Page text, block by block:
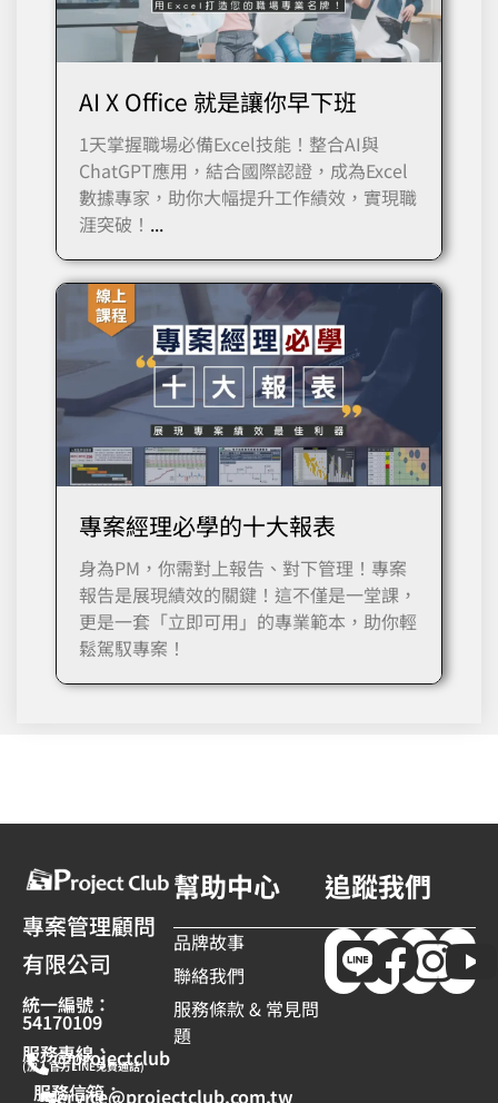
AI X Office 就是讓你早下班
1天掌握職場必備Excel技能！整合AI與
ChatGPT應用，結合國際認證，成為Excel
數據專家，助你大幅提升工作績效，實現職
涯突破！ ...
專案經理必學的十大報表
身為PM，你需對上報告、對下管理！專案
報告是展現績效的關鍵！這不僅是一堂課，
更是一套「立即可用」的專業範本，助你輕
鬆駕馭專案！
專案管理顧問
有限公司
統一編號：
54170109
服務專線：
@projectclub
(加入官方LINE免費通話)
服務信箱：
service@projectclub.com.tw
幫助中心
品牌故事
聯絡我們
服務條款 & 常見問
題
追蹤我們